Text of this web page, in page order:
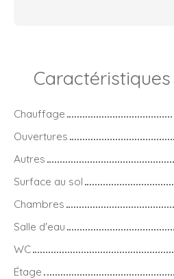
Caractéristiques
Chauffage
Ouvertures
Autres
Surface au sol
Chambres
Salle d'eau
WC
Étage